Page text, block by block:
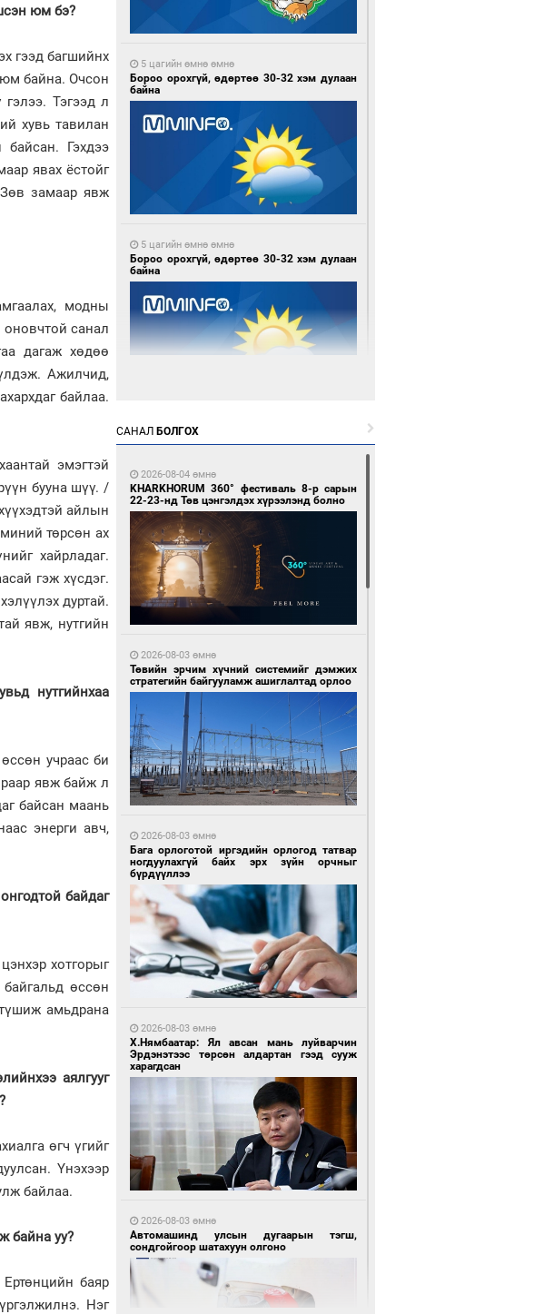
юм бэ?
гээд багшийнх
байна. Очсон
Тэгээд л
хувь тавилан
Гэхдээ
явах ёстойг
замаар явж
модны
санал
дагаж хөдөө
Ажилчид,
байлаа.
эмэгтэй
бууна шүү. /
айлын
төрсөн ах
хайрладаг.
гэж хүсдэг.
дуртай.
явж, нутгийн
нутгийнхаа
учраас би
явж байж л
байсан маань
энерги авч,
байдаг
хотгорыг
өссөн
амьдрана
аялгууг
өгч үгийг
Үнэхээр
байлаа.
байна уу?
баяр
Нэг
5 цагийн өмнө өмнө
Бороо орохгүй, өдөртөө 30-32 хэм дулаан
байна
5 цагийн өмнө өмнө
Бороо орохгүй, өдөртөө 30-32 хэм дулаан
байна
1 өдрийн өмнө өмнө
1 өдрийн өмнө өмнө
1 өдрийн өмнө өмнө
Ирландын алдарт Boyzone хамтлагийн
1 өдрийн өмнө өмнө
Нарны эрчим хүчээр гэрэлтдэг үйлдвэр
1 өдрийн өмнө өмнө
Монгол Улсын волейболын шигшээ баг
өнөөдөр Хятадын эсрэг тоглоно
САНАЛ БОЛГОХ
2026-08-04 өмнө
KHARKHORUM 360° фестиваль 8-р сарын
22-23-нд Төв цэнгэлдэх хүрээлэнд болно
2026-08-03 өмнө
Төвийн эрчим хүчний системийг дэмжих
стратегийн байгууламж ашиглалтад орлоо
2026-08-03 өмнө
Бага орлоготой иргэдийн орлогод татвар
ногдуулахгүй байх эрх зүйн орчныг
бүрдүүллээ
2026-08-03 өмнө
Х.Нямбаатар: Ял авсан мань луйварчин
Эрдэнэтээс төрсөн алдартан гээд сууж
харагдсан
2026-08-03 өмнө
Автомашинд улсын дугаарын тэгш,
сондгойгоор шатахуун олгоно